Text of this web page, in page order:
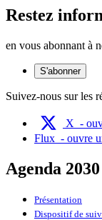
Restez
en vous abonnant à
S'abonner
Suivez-nous sur les
X -
Flux - ouvre
Agenda 2030
Présentation
Dispositif de